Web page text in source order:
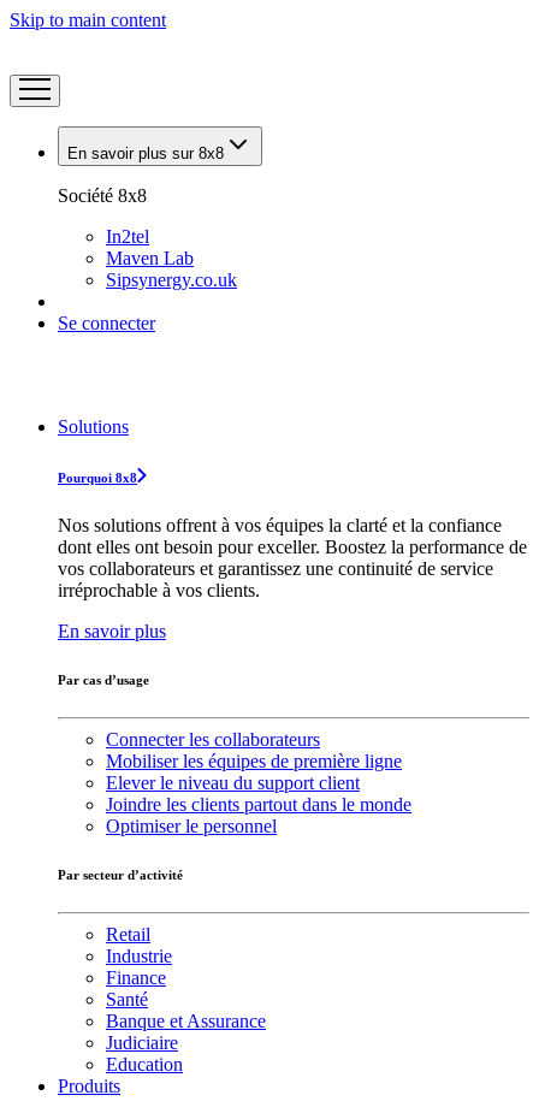
Skip to main content
En savoir plus sur 8x8
Société 8x8
In2tel
Maven Lab
Sipsynergy.co.uk
Se connecter
Solutions
Pourquoi 8x8
Nos solutions offrent à vos équipes la clarté et la confiance
dont elles ont besoin pour exceller. Boostez la performance de
vos collaborateurs et garantissez une continuité de service
irréprochable à vos clients.
En savoir plus
Par cas d’usage
Connecter les collaborateurs
Mobiliser les équipes de première ligne
Elever le niveau du support client
Joindre les clients partout dans le monde
Optimiser le personnel
Par secteur d’activité
Retail
Industrie
Finance
Santé
Banque et Assurance
Judiciaire
Education
Produits